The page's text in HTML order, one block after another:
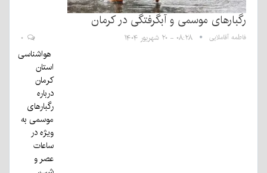
رگبارهای موسمی و آبگرفتگی در کرمان
فاطمه آقاملایی ۰۸:۲۸ - ۲۰ شهریور ۱۴۰۴
هواشناسی
استان
کرمان
درباره
رگبارهای
موسمی به
ویژه در
ساعات
عصر و